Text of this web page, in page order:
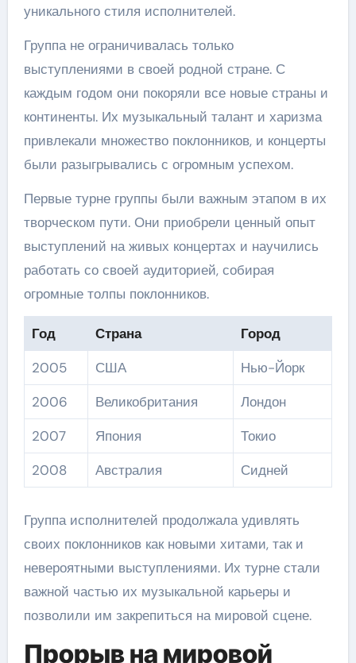
уникального стиля исполнителей.
Группа не ограничивалась только
выступлениями в своей родной стране. С
каждым годом они покоряли все новые страны и
континенты. Их музыкальный талант и харизма
привлекали множество поклонников, и концерты
были разыгрывались с огромным успехом.
Первые турне группы были важным этапом в их
творческом пути. Они приобрели ценный опыт
выступлений на живых концертах и научились
работать со своей аудиторией, собирая
огромные толпы поклонников.
Год Страна
Город
2005
США
Нью-Йорк
2006
Великобритания
Лондон
2007
Япония
Токио
2008
Австралия Сидней
Группа исполнителей продолжала удивлять
своих поклонников как новыми хитами, так и
невероятными выступлениями. Их турне стали
важной частью их музыкальной карьеры и
позволили им закрепиться на мировой сцене.
Прорыв на мировой